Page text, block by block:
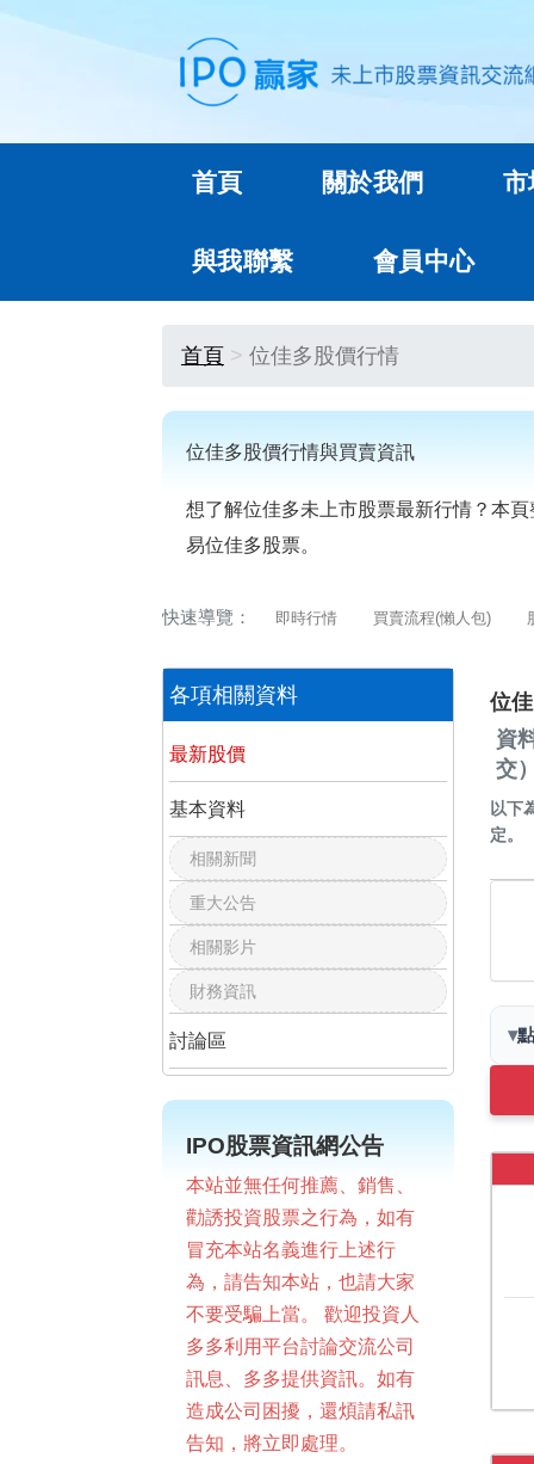
首頁 關於我們 市
與我聯繫 會員中心
首頁 位佳多股價行情
位佳多股價行情與買賣資訊
想了解位佳多未上市股票最新行情？本
易位佳多股票。
快速導覽： 即時行情 買賣流程(懶人包)
各項相關資料
最新股價
基本資料
相關新聞
重大公告
相關影片
財務資訊
討論區
IPO股票資訊網公告
本站並無任何推薦、銷售、
勸誘投資股票之行為，如有
冒充本站名義進行上述行
為，請告知本站，也請大家
不要受騙上當。 歡迎投資人
多多利用平台討論交流公司
訊息、多多提供資訊。如有
造成公司困擾，還煩請私訊
告知，將立即處理。
位
資
交
以下
定。
▾